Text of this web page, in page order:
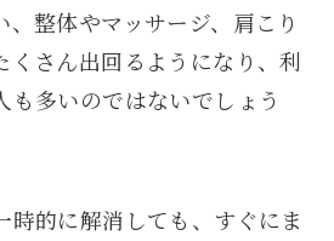
整体やマッサージ、肩こり
くさん出回るようになり、利
も多いのではないでしょう
時的に解消しても、すぐにま